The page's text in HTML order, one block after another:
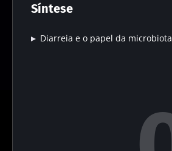
Síntese
Diarreia e o papel da microbiota